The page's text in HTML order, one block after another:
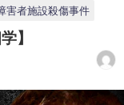
害者施設殺傷事件
】